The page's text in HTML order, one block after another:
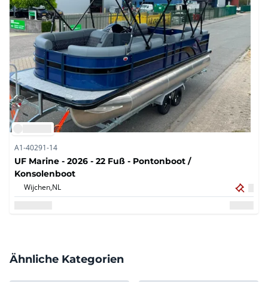
A1-40291-14
UF Marine - 2026 - 22 Fuß - Pontonboot /
Konsolenboot
Wijchen,NL
Ähnliche Kategorien